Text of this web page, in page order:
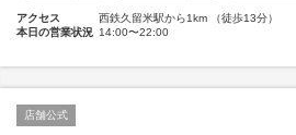
アクセス
西鉄久留米駅から1km （徒歩13分）
本日の営業状況 14:00〜22:00
店舗公式